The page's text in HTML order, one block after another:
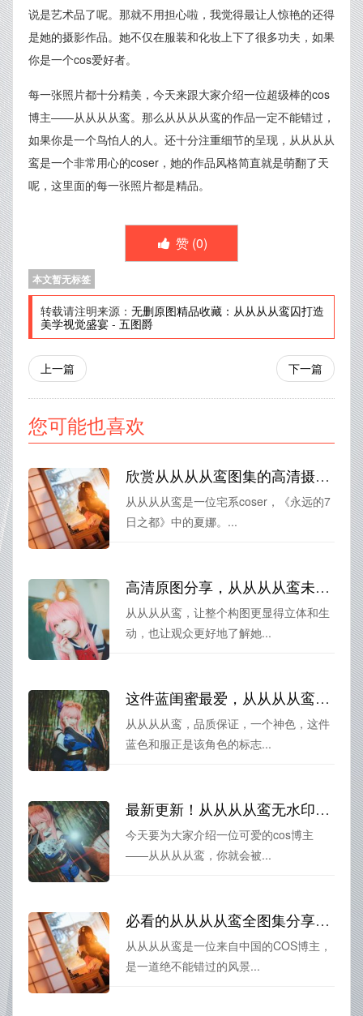
说是艺术品了呢。那就不用担心啦，我觉得最让人惊艳的还得
是她的摄影作品。她不仅在服装和化妆上下了很多功夫，如果
你是一个cos爱好者。
每一张照片都十分精美，今天来跟大家介绍一位超级棒的cos
博主——从从从从鸾。那么从从从从鸾的作品一定不能错过，
如果你是一个鸟怕人的人。还十分注重细节的呈现，从从从从
鸾是一个非常用心的coser，她的作品风格简直就是萌翻了天
呢，这里面的每一张照片都是精品。
赞 (0)
本文暂无标签
转载请注明来源： 无删原图精品收藏：从从从从鸾囚打造
美学视觉盛宴 - 五图爵
上一篇 下一篇
您可能也喜欢
欣赏从从从从鸾图集的高清摄影美图。
从从从从鸾是一位宅系coser，《永远的7
日之都》中的夏娜。...
高清原图分享，从从从从鸾未删减带来精美cos图片
从从从从鸾，让整个构图更显得立体和生
动，也让观众更好地了解她...
这件蓝闺蜜最爱，从从从从鸾和服好看到爆的细节让你欲罢不能
从从从从鸾，品质保证，一个神色，这件
蓝色和服正是该角色的标志...
最新更新！从从从从鸾无水印的图片分享，让你感受不一样的美丽风景
今天要为大家介绍一位可爱的cos博主
——从从从从鸾，你就会被...
必看的从从从从鸾全图集分享：不要错过哦
从从从从鸾是一位来自中国的COS博主，
是一道绝不能错过的风景...